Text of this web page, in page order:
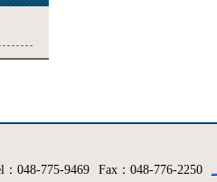
：048-775-9469 Fax：048-776-2250